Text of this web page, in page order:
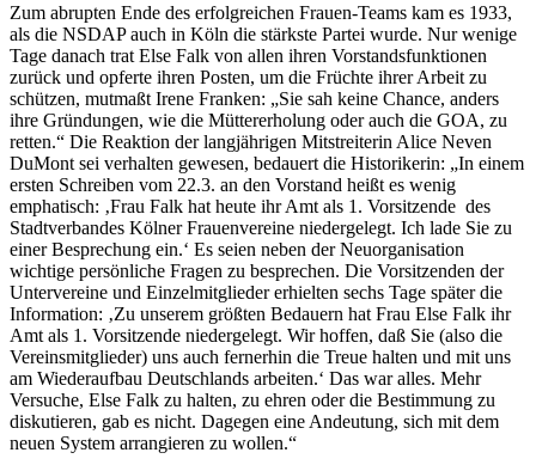
Zum abrupten Ende des erfolgreichen Frauen-Teams kam es 1933,
als die NSDAP auch in Köln die stärkste Partei wurde. Nur wenige
Tage danach trat Else Falk von allen ihren Vorstandsfunktionen
zurück und opferte ihren Posten, um die Früchte ihrer Arbeit zu
schützen, mutmaßt Irene Franken: „Sie sah keine Chance, anders
ihre Gründungen, wie die Müttererholung oder auch die GOA, zu
retten.“ Die Reaktion der langjährigen Mitstreiterin Alice Neven
DuMont sei verhalten gewesen, bedauert die Historikerin: „In einem
ersten Schreiben vom 22.3. an den Vorstand heißt es wenig
emphatisch: ‚Frau Falk hat heute ihr Amt als 1. Vorsitzende des
Stadtverbandes Kölner Frauenvereine niedergelegt. Ich lade Sie zu
einer Besprechung ein.‘ Es seien neben der Neuorganisation
wichtige persönliche Fragen zu besprechen. Die Vorsitzenden der
Untervereine und Einzelmitglieder erhielten sechs Tage später die
Information: ‚Zu unserem größten Bedauern hat Frau Else Falk ihr
Amt als 1. Vorsitzende niedergelegt. Wir hoffen, daß Sie (also die
Vereinsmitglieder) uns auch fernerhin die Treue halten und mit uns
am Wiederaufbau Deutschlands arbeiten.‘ Das war alles. Mehr
Versuche, Else Falk zu halten, zu ehren oder die Bestimmung zu
diskutieren, gab es nicht. Dagegen eine Andeutung, sich mit dem
neuen System arrangieren zu wollen.“